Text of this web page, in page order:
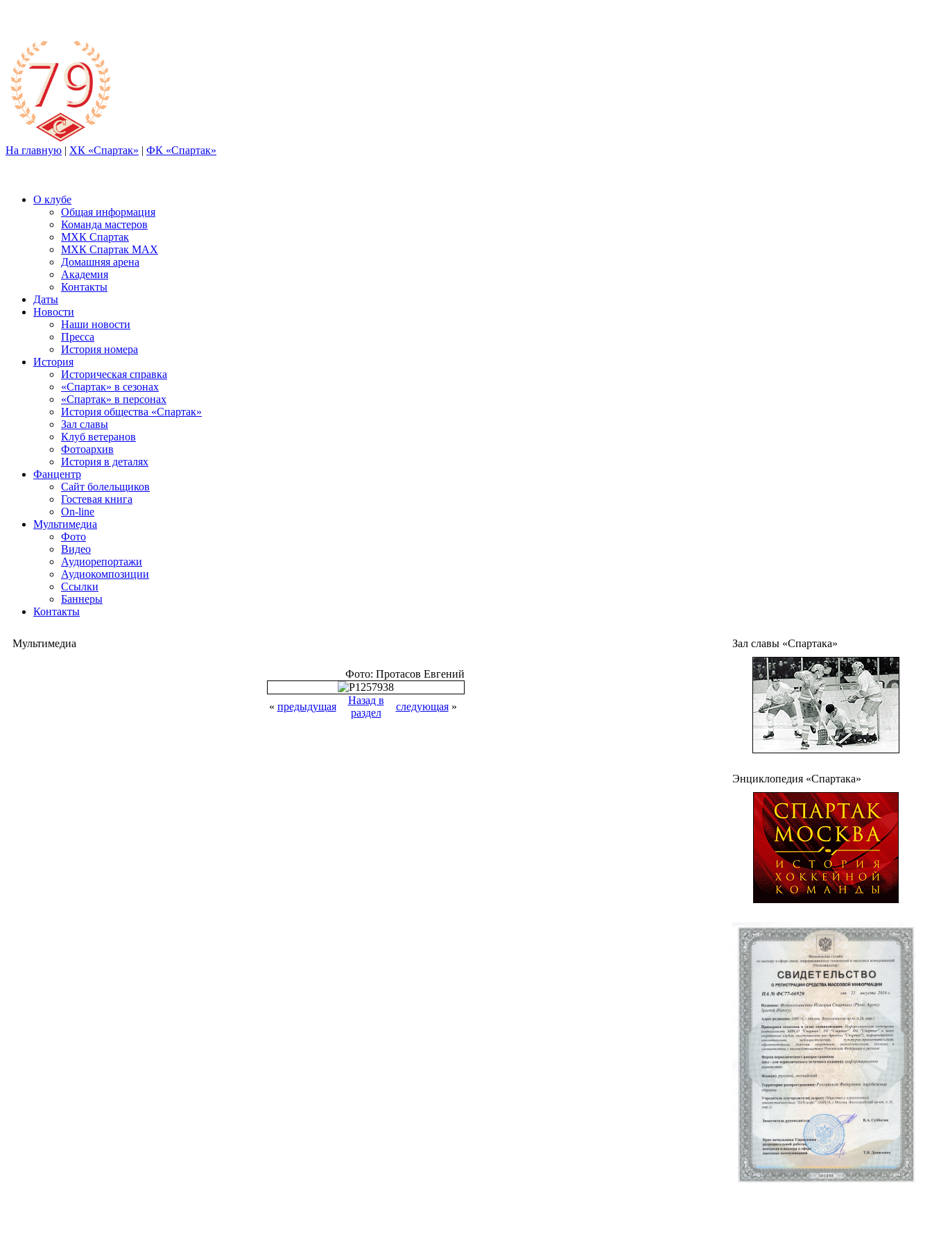
На главную | ХК «Спартак» | ФК «Спартак»
О клубе
Общая информация
Команда мастеров
МХК Спартак
МХК Спартак МАХ
Домашняя арена
Академия
Контакты
Даты
Новости
Наши новости
Пресса
История номера
История
Историческая справка
«Спартак» в сезонах
«Спартак» в персонах
История общества «Спартак»
Зал славы
Клуб ветеранов
Фотоархив
История в деталях
Фанцентр
Сайт болельщиков
Гостевая книга
On-line
Мультимедиа
Фото
Видео
Аудиорепортажи
Аудиокомпозиции
Ссылки
Баннеры
Контакты
Мультимедиа
Фото: Протасов Евгений
« предыдущая
Назад в
раздел
следующая»
Зал славы «Спартака»
Энциклопедия «Спартака»